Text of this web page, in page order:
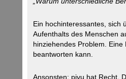
Ein hochinteressantes, sich
Aufenthalts des Menschen
hinziehendes Problem.
beantworten kann.
Ansonsten: pivu hat Recht.